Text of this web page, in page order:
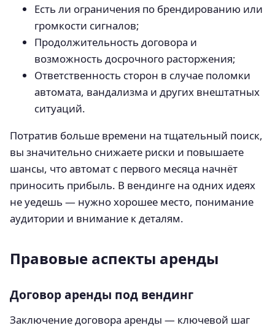
Есть ли ограничения по брендированию или
громкости сигналов;
Продолжительность договора и
возможность досрочного расторжения;
Ответственность сторон в случае поломки
автомата, вандализма и других внештатных
ситуаций.
Потратив больше времени на тщательный поиск,
вы значительно снижаете риски и повышаете
шансы, что автомат с первого месяца начнёт
приносить прибыль. В вендинге на одних идеях
не уедешь — нужно хорошее место, понимание
аудитории и внимание к деталям.
Правовые аспекты аренды
Договор аренды под вендинг
Заключение договора аренды — ключевой шаг